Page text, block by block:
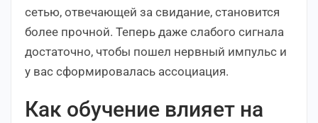
сетью, отвечающей за свидание, становится
более прочной. Теперь даже слабого сигнала
достаточно, чтобы пошел нервный импульс и
у вас сформировалась ассоциация.
Как обучение влияет на